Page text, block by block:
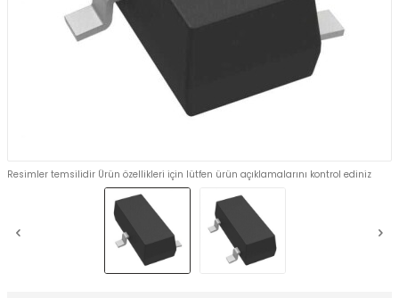
Resimler temsilidir Ürün özellikleri için lütfen ürün açıklamalarını kontrol ediniz